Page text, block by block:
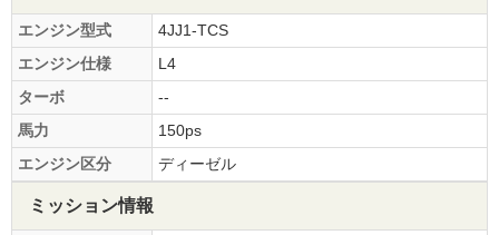
エンジン型式
4JJ1-TCS
エンジン仕様
L4
ターボ
--
馬力
150ps
エンジン区分
ディーゼル
ミッション情報